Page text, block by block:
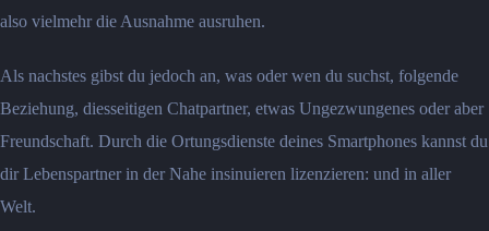
also vielmehr die Ausnahme ausruhen.
Als nachstes gibst du jedoch an, was oder wen du suchst, folgende
Beziehung, diesseitigen Chatpartner, etwas Ungezwungenes oder aber
Freundschaft. Durch die Ortungsdienste deines Smartphones kannst du
dir Lebenspartner in der Nahe insinuieren lizenzieren: und in aller
Welt.